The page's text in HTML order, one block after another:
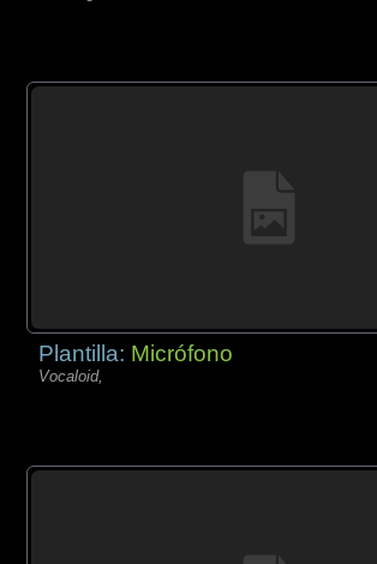
Plantilla: Micrófono
Vocaloid,